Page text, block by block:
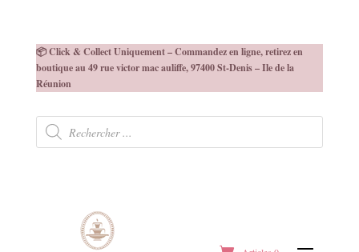
📦 Click & Collect Uniquement – Commandez en ligne, retirez en
boutique au 49 rue victor mac auliffe, 97400 St-Denis – Ile de la
Réunion
Recherche
produits